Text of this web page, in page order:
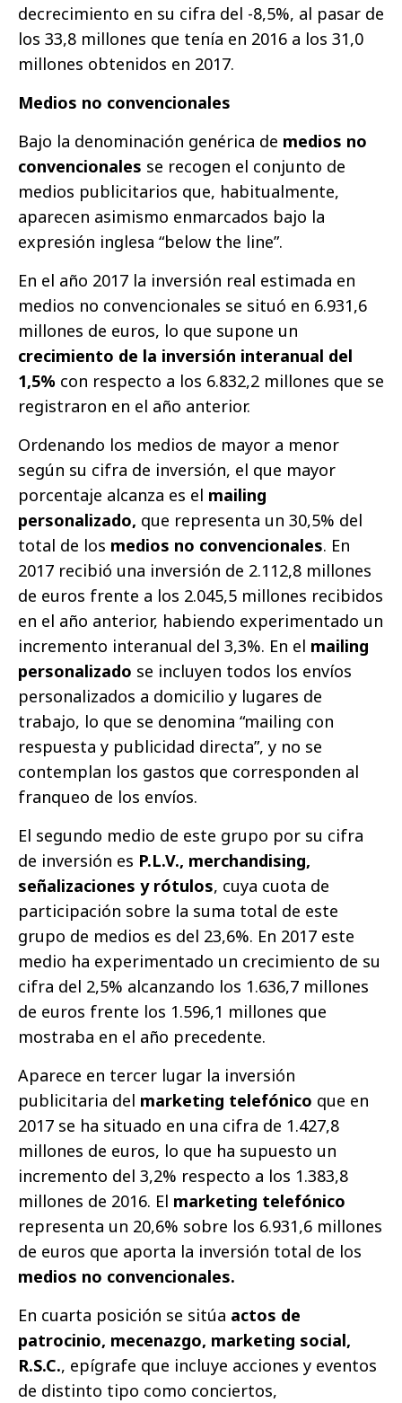
decrecimiento en su cifra del -8,5%, al pasar de
los 33,8 millones que tenía en 2016 a los 31,0
millones obtenidos en 2017.
Medios no convencionales
Bajo la denominación genérica de medios no
convencionales se recogen el conjunto de
medios publicitarios que, habitualmente,
aparecen asimismo enmarcados bajo la
expresión inglesa “below the line”.
En el año 2017 la inversión real estimada en
medios no convencionales se situó en 6.931,6
millones de euros, lo que supone un
crecimiento de la inversión interanual del
1,5% con respecto a los 6.832,2 millones que se
registraron en el año anterior.
Ordenando los medios de mayor a menor
según su cifra de inversión, el que mayor
porcentaje alcanza es el mailing
personalizado, que representa un 30,5% del
total de los medios no convencionales. En
2017 recibió una inversión de 2.112,8 millones
de euros frente a los 2.045,5 millones recibidos
en el año anterior, habiendo experimentado un
incremento interanual del 3,3%. En el mailing
personalizado se incluyen todos los envíos
personalizados a domicilio y lugares de
trabajo, lo que se denomina “mailing con
respuesta y publicidad directa”, y no se
contemplan los gastos que corresponden al
franqueo de los envíos.
El segundo medio de este grupo por su cifra
de inversión es P.L.V., merchandising,
señalizaciones y rótulos, cuya cuota de
participación sobre la suma total de este
grupo de medios es del 23,6%. En 2017 este
medio ha experimentado un crecimiento de su
cifra del 2,5% alcanzando los 1.636,7 millones
de euros frente los 1.596,1 millones que
mostraba en el año precedente.
Aparece en tercer lugar la inversión
publicitaria del marketing telefónico que en
2017 se ha situado en una cifra de 1.427,8
millones de euros, lo que ha supuesto un
incremento del 3,2% respecto a los 1.383,8
millones de 2016. El marketing telefónico
representa un 20,6% sobre los 6.931,6 millones
de euros que aporta la inversión total de los
medios no convencionales.
En cuarta posición se sitúa actos de
patrocinio, mecenazgo, marketing social,
R.S.C., epígrafe que incluye acciones y eventos
de distinto tipo como conciertos,